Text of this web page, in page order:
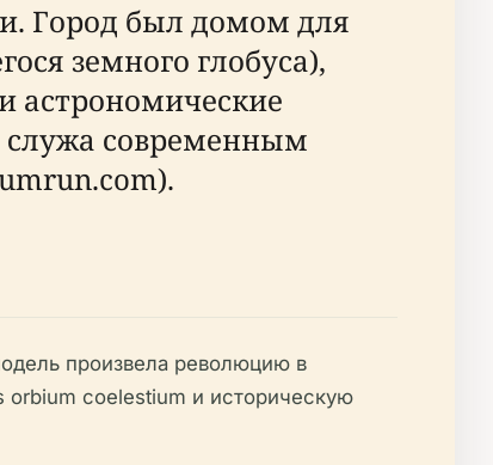
Город был домом для
земного глобуса),
астрономические
служа современным
произвела революцию в
orbium coelestium и историческую